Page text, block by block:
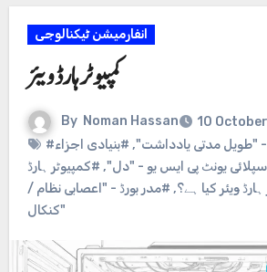
انفارمیشن ٹیکنالوجی
کمپیوٹر ہارڈ ویئر
By Noman Hassan
10
- "طویل مدتی یادداشت", #بنیادی اجزاء
سپلائی یونٹ پی ایس یو - "دل", #کمپیوٹر ہارڈ
ویئر کیا ہے؟, #مدر بورڈ - "اعصابی نظام /
کنکال"